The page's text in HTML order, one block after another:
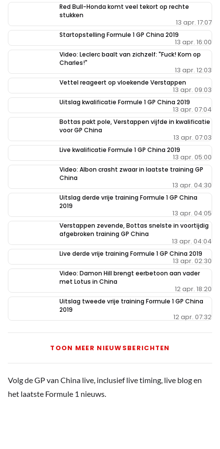
Red Bull-Honda komt veel tekort op rechte
stukken
13 apr. 17:07
Startopstelling Formule 1 GP China 2019
13 apr. 16:00
Video: Leclerc baalt van zichzelf: "Fuck! Kom op
Charles!"
13 apr. 12:03
Vettel reageert op vloekende Verstappen
13 apr. 09:03
Uitslag kwalificatie Formule 1 GP China 2019
13 apr. 07:04
Bottas pakt pole, Verstappen vijfde in kwalificatie
voor GP China
13 apr. 07:03
Live kwalificatie Formule 1 GP China 2019
13 apr. 05:00
Video: Albon crasht zwaar in laatste training GP
China
13 apr. 04:30
Uitslag derde vrije training Formule 1 GP China
2019
13 apr. 04:05
Verstappen zevende, Bottas snelste in voortijdig
afgebroken training GP China
13 apr. 04:04
Live derde vrije training Formule 1 GP China 2019
13 apr. 02:30
Video: Damon Hill brengt eerbetoon aan vader
met Lotus in China
12 apr. 18:20
Uitslag tweede vrije training Formule 1 GP China
2019
12 apr. 07:32
TOON MEER NIEUWSBERICHTEN
Volg de GP van China live, inclusief live timing, live blog en
het laatste Formule 1 nieuws.